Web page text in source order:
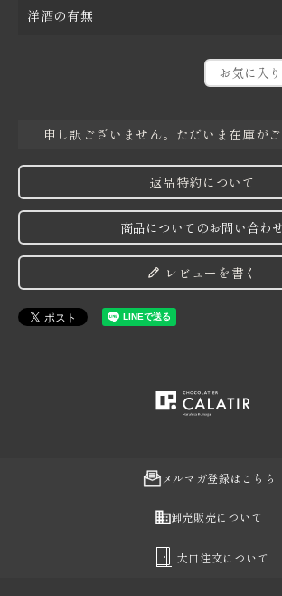
洋酒の有無
お気に入
申し訳ございません。ただいま在庫がご
返品特約について
商品についてのお問い合わ
レビューを書く
メルマガ登録はこちら
卸売販売について
大口注文について